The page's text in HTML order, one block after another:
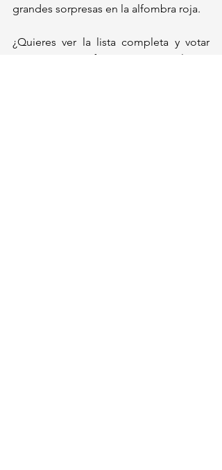
grandes sorpresas en la alfombra roja.
¿Quieres ver la lista completa y votar
por tus artistas favoritos? Visita el sitio